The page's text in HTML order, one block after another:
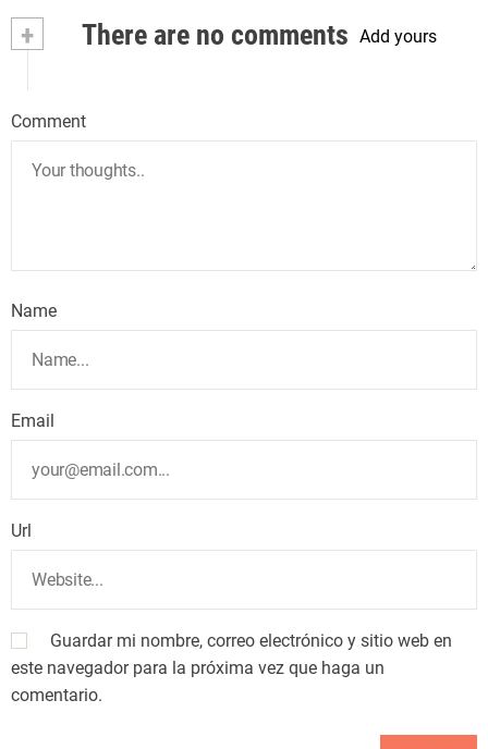
+ There are no comments Add yours
Comment
Name
Email
Url
Guardar mi nombre, correo electrónico y sitio web en
este navegador para la próxima vez que haga un
comentario.